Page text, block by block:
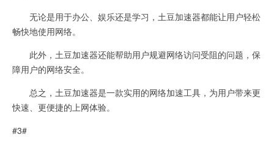
无论是用于办公、娱乐还是学习，土豆加速器都能让用户轻松
畅快地使用网络。
此外，土豆加速器还能帮助用户规避网络访问受阻的问题，保
障用户的网络安全。
总之，土豆加速器是一款实用的网络加速工具，为用户带来更
快速、更便捷的上网体验。
#3#